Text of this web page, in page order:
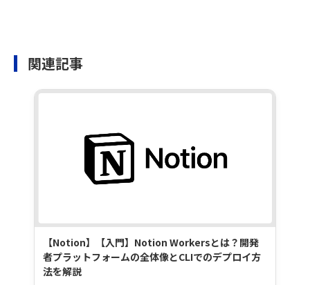
関連記事
【Notion】【入門】Notion Workersとは？開発
者プラットフォームの全体像とCLIでのデプロイ方
法を解説